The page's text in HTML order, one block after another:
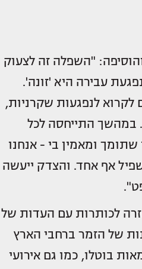
"השפלה זה לצעוק
עבירה היא 'זונה'.
במשך 12 שנים לקרוא לנפגעות שקרניות,
במהשך התייחסה לכל
ומאמין בי - אנחנו
אף אחד. והצדק ייעשה
לכותרות עם העדות של
של הזמר ברחבי הארץ
בוטלו, כמו גם אירועי